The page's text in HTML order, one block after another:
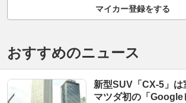
マイカー登録をする
おすすめのニュース
新型SUV「CX-5」は
マツダ初の「Google